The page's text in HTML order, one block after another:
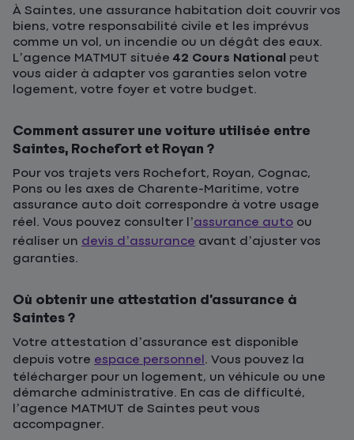
À Saintes, une assurance habitation doit couvrir vos
biens, votre responsabilité civile et les imprévus
comme un vol, un incendie ou un dégât des eaux.
L’agence MATMUT située 42 Cours National peut
vous aider à adapter vos garanties selon votre
logement, votre foyer et votre budget.
Comment assurer une voiture utilisée entre
Saintes, Rochefort et Royan ?
Pour vos trajets vers Rochefort, Royan, Cognac,
Pons ou les axes de Charente-Maritime, votre
assurance auto doit correspondre à votre usage
réel. Vous pouvez consulter l’assurance auto ou
réaliser un devis d’assurance avant d’ajuster vos
garanties.
Où obtenir une attestation d’assurance à
Saintes ?
Votre attestation d’assurance est disponible
depuis votre espace personnel . Vous pouvez la
télécharger pour un logement, un véhicule ou une
démarche administrative. En cas de difficulté,
l’agence MATMUT de Saintes peut vous
accompagner.